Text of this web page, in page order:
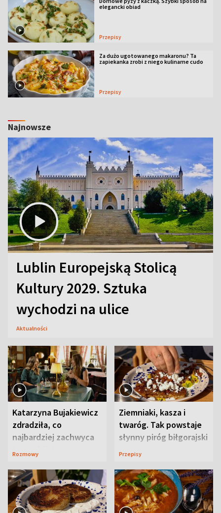
elegancki obiad
Przepisy
Za dużo ugotowanego makaronu? Ta
zapiekanka zrobi z niego kulinarne cudo
Przepisy
Najnowsze
Lublin Europejską Stolicą
Kultury 2029. Sztuka
wychodzi na ulice
Aktualności
Katarzyna Bujakiewicz
zdradziła, co
najbardziej zachwyca
ją w Lublinie
Rozmowy
Ziemniaki, kasza i
twaróg. Tak powstaje
słynny piróg biłgorajski
Przepisy